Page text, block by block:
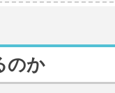
のか